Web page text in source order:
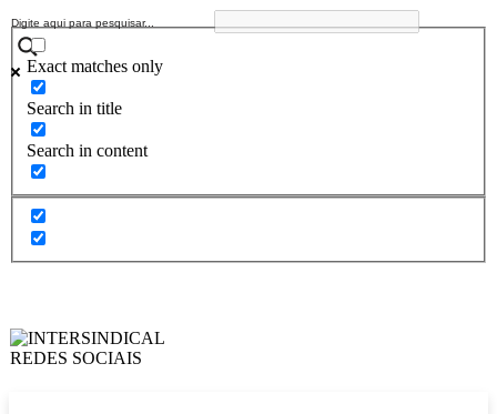
Exact matches only
Search in title
Search in content